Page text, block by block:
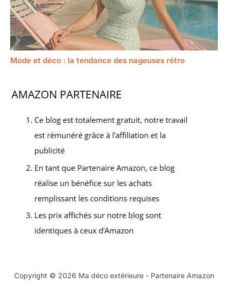
Mode et déco : la tendance des nageuses rétro
Copyright © 2026 Ma déco extérieure - Partenaire Amazon